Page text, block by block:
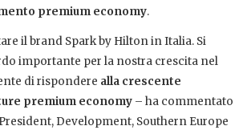
premium economy.
il brand Spark by Hilton in Italia. Si
importante per la nostra crescita nel
di rispondere alla crescente
premium economy – ha commentato
Development, Southern Europe